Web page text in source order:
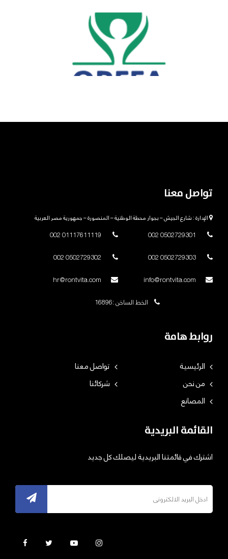
تواصل معنا
الإدارة : شارع الجيش – بجوار محطة الوطنية – المنصورة – جمهورية مصر العربية
الخط الساخن :16896
روابط هامة
الرئيسية
تواصل معنا
من نحن
شركائنا
المصانع
القائمة البريدية
اشترك في قائمتنا البريدية ليصلك كل جديد